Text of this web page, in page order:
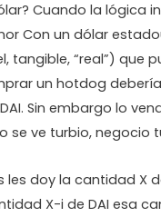
Cuando la lógica
Con un dólar
tangible, “real”) que
un hotdog
Sin embargo lo
se ve turbio, negocio
les doy la cantidad X
X-i de DAI esa